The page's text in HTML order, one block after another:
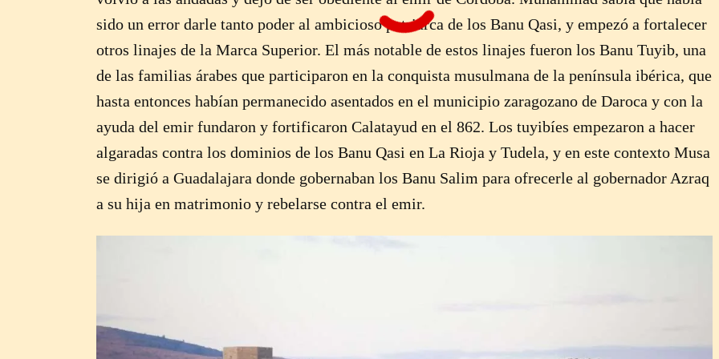
sido un error darle tanto poder al ambicioso patriarca de los Banu Qasi, y empezó a fortalecer
otros linajes de la Marca Superior. El más notable de estos linajes fueron los Banu Tuyib, una
de las familias árabes que participaron en la conquista musulmana de la península ibérica, que
hasta entonces habían permanecido asentados en el municipio zaragozano de Daroca y con la
ayuda del emir fundaron y fortificaron Calatayud en el 862. Los tuyibíes empezaron a hacer
algaradas contra los dominios de los Banu Qasi en La Rioja y Tudela, y en este contexto Musa
se dirigió a Guadalajara donde gobernaban los Banu Salim para ofrecerle al gobernador Azraq
a su hija en matrimonio y rebelarse contra el emir.